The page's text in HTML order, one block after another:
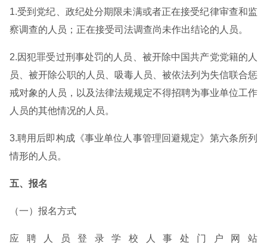
1.受到党纪、政纪处分期限未满或者正在接受纪律审查和监
察调查的人员；正在接受司法调查尚未作出结论的人员。
2.因犯罪受过刑事处罚的人员、被开除中国共产党党籍的人
员、被开除公职的人员、吸毒人员、被依法列为失信联合惩
戒对象的人员，以及法律法规规定不得招聘为事业单位工作
人员的其他情况的人员。
3.聘用后即构成《事业单位人事管理回避规定》第六条所列
情形的人员。
五、报名
（一）报名方式
应聘人员登录学校人事处门户网站